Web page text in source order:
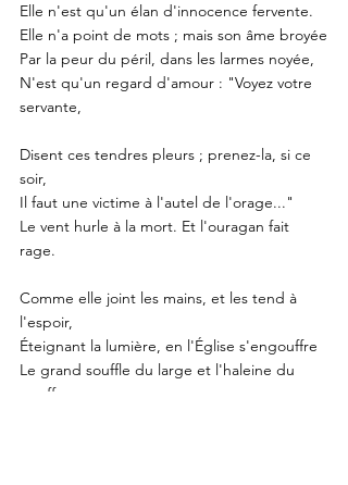
Elle n'est qu'un élan d'innocence fervente.
Elle n'a point de mots ; mais son âme broyée
Par la peur du péril, dans les larmes noyée,
N'est qu'un regard d'amour : "Voyez votre
servante,
Disent ces tendres pleurs ; prenez-la, si ce
soir,
Il faut une victime à l'autel de l'orage..."
Le vent hurle à la mort. Et l'ouragan fait
rage.
Comme elle joint les mains, et les tend à
l'espoir,
Éteignant la lumière, en l'Église s'engouffre
Le grand souffle du large et l'haleine du
gouffre.